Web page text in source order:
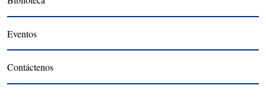
Eventos
Contáctenos